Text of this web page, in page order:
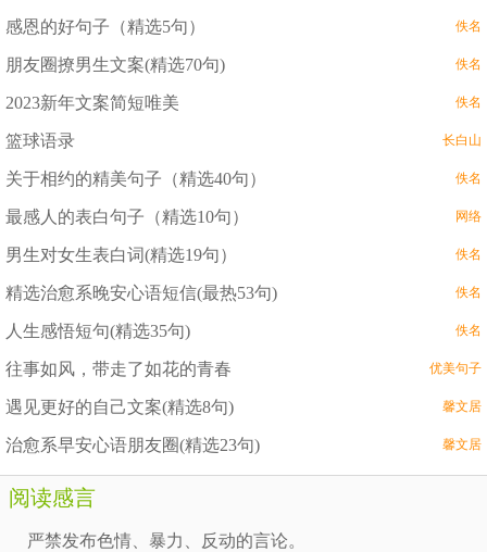
感恩的好句子（精选5句） 佚名
朋友圈撩男生文案(精选70句) 佚名
2023新年文案简短唯美 佚名
篮球语录 长白山
关于相约的精美句子（精选40句） 佚名
最感人的表白句子（精选10句） 网络
男生对女生表白词(精选19句） 佚名
精选治愈系晚安心语短信(最热53句) 佚名
人生感悟短句(精选35句) 佚名
往事如风，带走了如花的青春 优美句子
遇见更好的自己文案(精选8句) 馨文居
治愈系早安心语朋友圈(精选23句) 馨文居
阅读感言
严禁发布色情、暴力、反动的言论。